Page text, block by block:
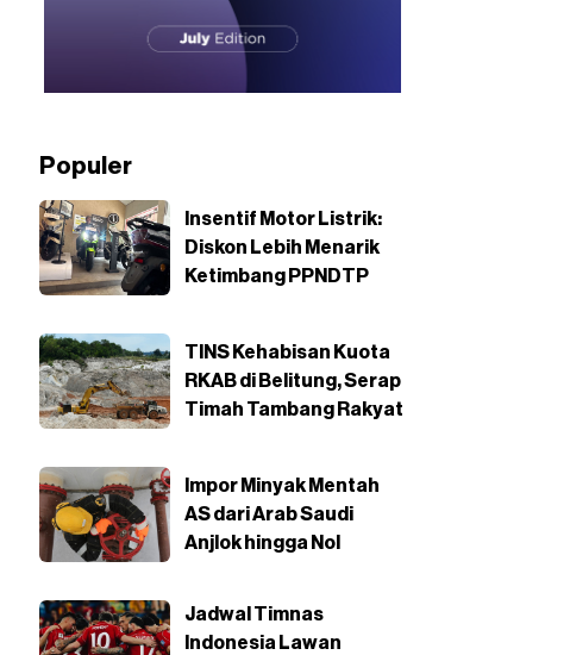
Populer
Insentif Motor Listrik:
Diskon Lebih Menarik
Ketimbang PPNDTP
TINS Kehabisan Kuota
RKAB di Belitung, Serap
Timah Tambang Rakyat
Impor Minyak Mentah
AS dari Arab Saudi
Anjlok hingga Nol
Jadwal Timnas
Indonesia Lawan